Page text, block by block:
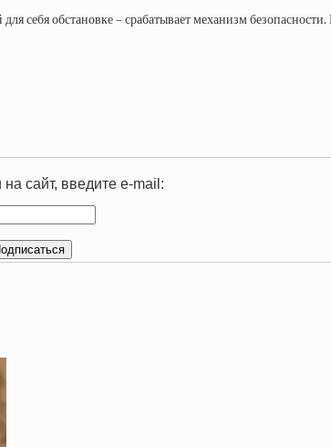
себя обстановке – срабатывает механизм
сайт, введите e-mail: